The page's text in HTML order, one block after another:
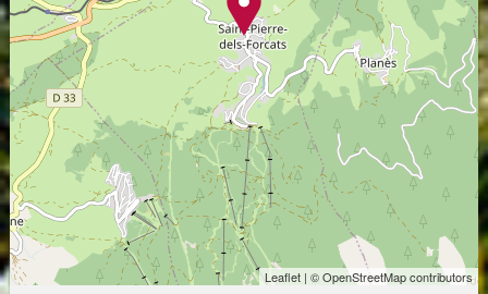
Leaflet | © OpenStreetMap contributors